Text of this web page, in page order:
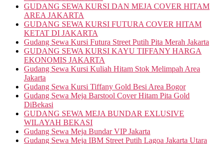
GUDANG SEWA KURSI DAN MEJA COVER HITAM
AREA JAKARTA
GUDANG SEWA KURSI FUTURA COVER HITAM
KETAT DI JAKARTA
Gudang Sewa Kursi Futura Street Putih Pita Merah Jakarta
GUDANG SEWA KURSI KAYU TIFFANY HARGA
EKONOMIS JAKARTA
Gudang Sewa Kursi Kuliah Hitam Stok Melimpah Area
Jakarta
Gudang Sewa Kursi Tiffany Gold Besi Area Bogor
Gudang Sewa Meja Barstool Cover Hitam Pita Gold
DiBekasi
GUDANG SEWA MEJA BUNDAR EXLUSIVE
WILAYAH BEKASI
Gudang Sewa Meja Bundar VIP Jakarta
Gudang Sewa Meja IBM Street Putih Lagoa Jakarta Utara